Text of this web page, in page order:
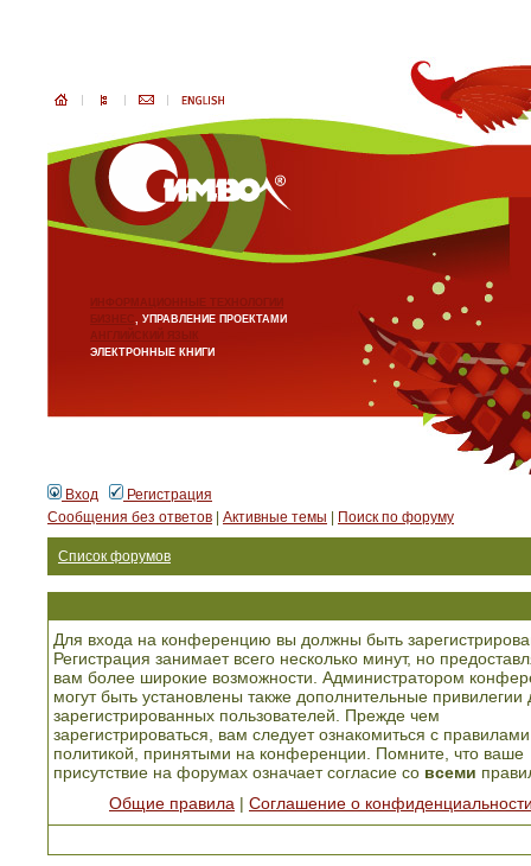
ИНФОРМАЦИОННЫЕ ТЕХНОЛОГИИ
БИЗНЕС, УПРАВЛЕНИЕ ПРОЕКТАМИ
АНГЛИЙСКИЙ ЯЗЫК
ЭЛЕКТРОННЫЕ КНИГИ
Вход
Регистрация
Сообщения без ответов
Активные темы Поиск по форуму
Список форумов
Для входа на конференцию вы должны быть
Регистрация занимает всего несколько минут, но
вам более широкие возможности. Администратором
могут быть установлены также дополнительные привилегии
зарегистрированных пользователей. Прежде чем
зарегистрироваться, вам следует ознакомиться с
политикой, принятыми на конференции. Помните, что ваше
присутствие на форумах означает согласие со всеми
Общие правила
Соглашение о